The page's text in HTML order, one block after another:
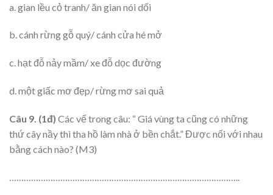
a. gian lều cỏ tranh/ ăn gian nói dối
b. cánh rừng gỗ quý/ cánh cửa hé mở
c. hạt đỗ nảy mầm/ xe đỗ dọc đường
d. một giấc mơ đẹp/ rừng mơ sai quả
Câu 9. (1đ) Các vế trong câu: “ Giá vùng ta cũng có những
thứ cây nầy thì tha hồ làm nhà ở bền chắt.” Được nối với nhau
bằng cách nào? (M3)